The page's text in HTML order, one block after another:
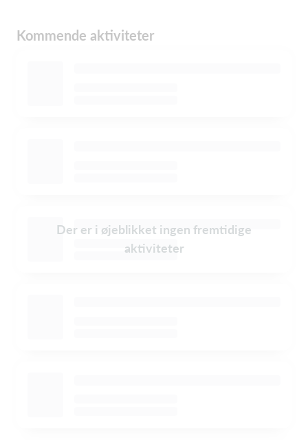
Kommende aktiviteter
Der er i øjeblikket ingen fremtidige
aktiviteter